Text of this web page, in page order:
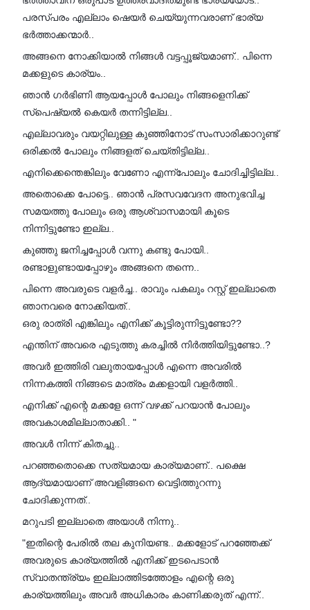
പരസ്പരം എല്ലാം ഷെയർ ചെയ്യുന്നവരാണ് ഭാര്യ
ഭർത്താക്കന്മാർ..
അങ്ങനെ നോക്കിയാൽ നിങ്ങൾ വട്ടപ്പൂജ്യമാണ്.. പിന്നെ
മക്കളുടെ കാര്യം..
ഞാൻ ഗർഭിണി ആയപ്പോൾ പോലും നിങ്ങളെനിക്ക്
സ്പെഷ്യൽ കെയർ തന്നിട്ടില്ല..
എല്ലാവരും വയറ്റിലുള്ള കുഞ്ഞിനോട് സംസാരിക്കാറുണ്ട്
ഒരിക്കൽ പോലും നിങ്ങളത് ചെയ്തിട്ടില്ല..
എനിക്കെന്തെങ്കിലും വേണോ എന്ന്പോലും ചോദിച്ചിട്ടില്ല..
അതൊക്കെ പോട്ടെ.. ഞാൻ പ്രസവവേദന അനുഭവിച്ച
സമയത്തു പോലും ഒരു ആശ്വാസമായി കൂടെ
നിന്നിട്ടുണ്ടോ ഇല്ല..
കുഞ്ഞു ജനിച്ചപ്പോൾ വന്നു കണ്ടു പോയി..
രണ്ടാളുണ്ടായപ്പോഴും അങ്ങനെ തന്നെ..
പിന്നെ അവരുടെ വളർച്ച.. രാവും പകലും റസ്റ്റ്‌ ഇല്ലാതെ
ഞാനവരെ നോക്കിയത്..
ഒരു രാത്രി എങ്കിലും എനിക്ക് കൂട്ടിരുന്നിട്ടുണ്ടോ??
എന്തിന് അവരെ എടുത്തു കരച്ചിൽ നിർത്തിയിട്ടുണ്ടോ..?
അവർ ഇത്തിരി വലുതായപ്പോൾ എന്നെ അവരിൽ
നിന്നകത്തി നിങ്ങടെ മാത്രം മക്കളായി വളർത്തി..
എനിക്ക് എന്റെ മക്കളേ ഒന്ന് വഴക്ക് പറയാൻ പോലും
അവകാശമില്ലാതാക്കി.. "
അവൾ നിന്ന് കിതച്ചു..
പറഞ്ഞതൊക്കെ സത്യമായ കാര്യമാണ്.. പക്ഷെ
ആദ്യമായാണ് അവളിങ്ങനെ വെട്ടിത്തുറന്നു
ചോദിക്കുന്നത്..
മറുപടി ഇല്ലാതെ അയാൾ നിന്നു..
"ഇതിന്റെ പേരിൽ തല കുനിയണ്ട.. മക്കളോട് പറഞ്ഞേക്ക്
അവരുടെ കാര്യത്തിൽ എനിക്ക് ഇടപെടാൻ
സ്വാതന്ത്ര്യം ഇല്ലാത്തിടത്തോളം എന്റെ ഒരു
കാര്യത്തിലും അവർ അധികാരം കാണിക്കരുത് എന്ന്..